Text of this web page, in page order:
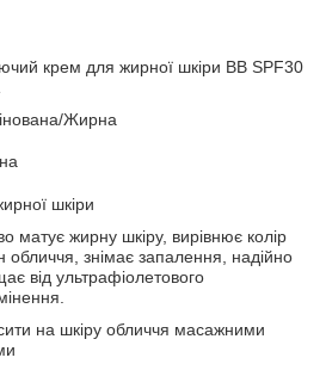
крем для жирної шкіри BB SPF30
Жирна
шкіри
матує жирну шкіру, вирівнює колір
обличчя, знімає запалення, надійно
від ультрафіолетового
на шкіру обличчя масажними